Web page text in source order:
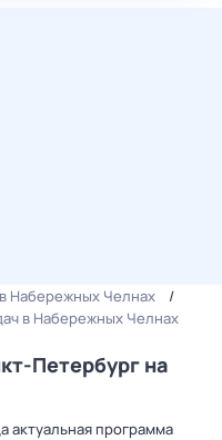
Набережных Челнах
в Набережных Челнах
Петербург на
актуальная программа